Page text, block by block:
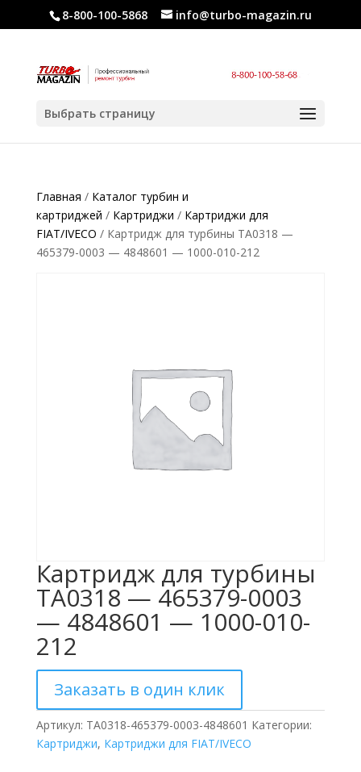
8-800-100-5868 info@turbo-magazin.ru
Выбрать страницу
Главная / Каталог турбин и
картриджей / Картриджи / Картриджи для
FIAT/IVECO / Картридж для турбины TA0318 —
465379-0003 — 4848601 — 1000-010-212
Картридж для турбины
TA0318 — 465379-0003
— 4848601 — 1000-010-
212
Заказать в один клик
Артикул: TA0318-465379-0003-4848601 Категории:
Картриджи, Картриджи для FIAT/IVECO